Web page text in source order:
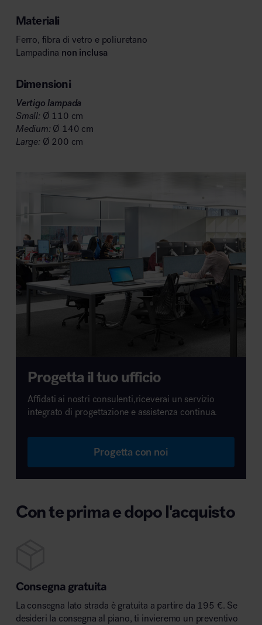
Materiali
Ferro, fibra di vetro e poliuretano
Lampadina non inclusa
Dimensioni
Vertigo lampada
Small: Ø 110 cm
Medium: Ø 140 cm
Large: Ø 200 cm
Progetta il tuo ufficio
Affidati ai nostri consulenti,riceverai un servizio
integrato di progettazione e assistenza continua.
Progetta con noi
Con te prima e dopo l'acquisto
Consegna gratuita
La consegna lato strada è gratuita a partire da 195 €. Se
desideri la consegna al piano, ti invieremo un preventivo